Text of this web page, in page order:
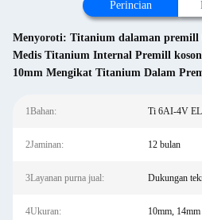
Perincian
Menyoroti: Titanium dalaman premill
Medis Titanium Internal Premill
10mm Mengikat Titanium Dalam
1Bahan: Ti 6AI-4V
2Jaminan: 12 bulan
3Layanan purna jual: Dukungan
4Ukuran: 10mm, 14mm